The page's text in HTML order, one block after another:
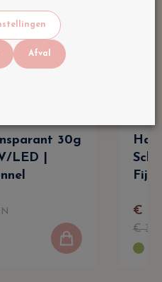
30g
LED |
€
€30
Afval